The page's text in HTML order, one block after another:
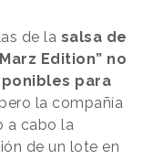
de la salsa de
Edition” no
para
la compañía
a cabo la
de un lote en